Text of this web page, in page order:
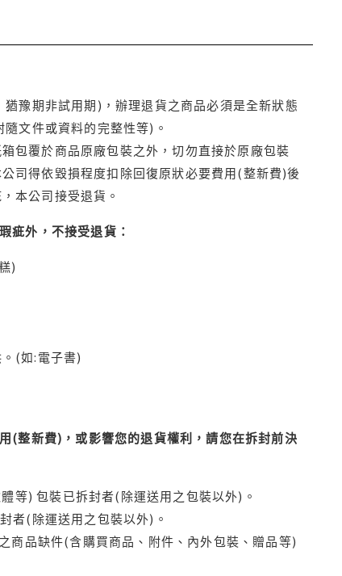
豫期非試用期)，辦理退貨之商品必須是全新狀態
文件或資料的完整性等)。
包覆於商品原廠包裝之外，切勿直接於原廠包裝
司得依毀損程度扣除回復原狀必要費用(整新費)後
本公司接受退貨。
疵外，不接受退貨：
)
(如:電子書)
(整新費)，或影響您的退貨權利，請您在拆封前決
等) 包裝已拆封者(除運送用之包裝以外)。
者(除運送用之包裝以外)。
品缺件(含購買商品、附件、內外包裝、贈品等)